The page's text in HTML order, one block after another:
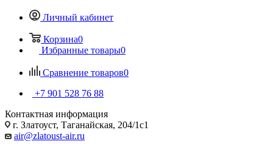
Личный кабинет
Корзина0
Избранные товары0
Сравнение товаров0
+7 901 528 76 88
Контактная информация
г. Златоуст, Таганайская, 204/1с1
air@zlatoust-air.ru